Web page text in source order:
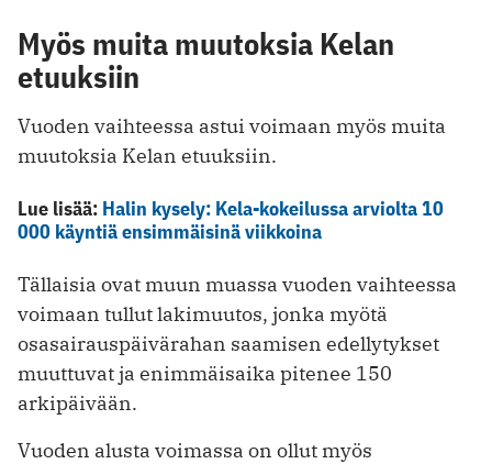
Myös muita muutoksia Kelan
etuuksiin
Vuoden vaihteessa astui voimaan myös muita
muutoksia Kelan etuuksiin.
Lue lisää: Halin kysely: Kela-kokeilussa arviolta 10
000 käyntiä ensimmäisinä viikkoina
Tällaisia ovat muun muassa vuoden vaihteessa
voimaan tullut lakimuutos, jonka myötä
osasairauspäivärahan saamisen edellytykset
muuttuvat ja enimmäisaika pitenee 150
arkipäivään.
Vuoden alusta voimassa on ollut myös